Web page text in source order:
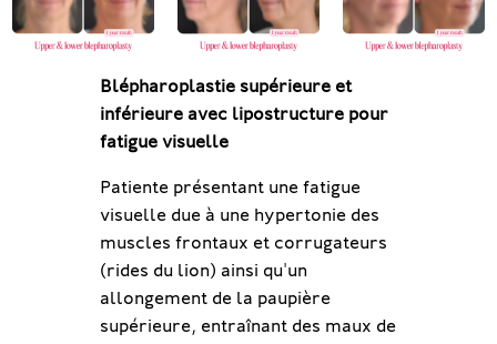
Blépharoplastie supérieure et
inférieure avec lipostructure pour
fatigue visuelle
Patiente présentant une fatigue
visuelle due à une hypertonie des
muscles frontaux et corrugateurs
(rides du lion) ainsi qu'un
allongement de la paupière
supérieure, entraînant des maux de
Chirurgie Esthétique du Visage et
Prévention
extrêmement complexe sur le
plan anatomique et très délicate
sur le plan esthétique. La
combinaison de compétences en
chirurgie du visage, en chirurgie
esthétique et en médecine
Blépharoplastie Chirurgicale
La fatigue visuelle est un motif
chirurgie du visage. L’apparition de
poches sous les yeux et le manque
de soutien de la paupière inférieure
peuvent entraîner une sécheresse
oculaire. L'excès de peau sur la
paupière supérieure peut